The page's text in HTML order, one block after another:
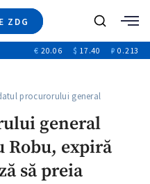
ZDG
Ştiri
Special
€ 20.06 $ 17.40 ₽ 0.213
procurorului general
general
expiră
să preia